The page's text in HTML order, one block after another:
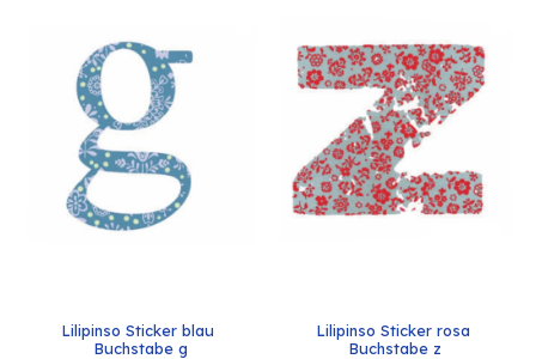
Lilipinso Sticker blau
Buchstabe g
Lilipinso Sticker rosa
Buchstabe z